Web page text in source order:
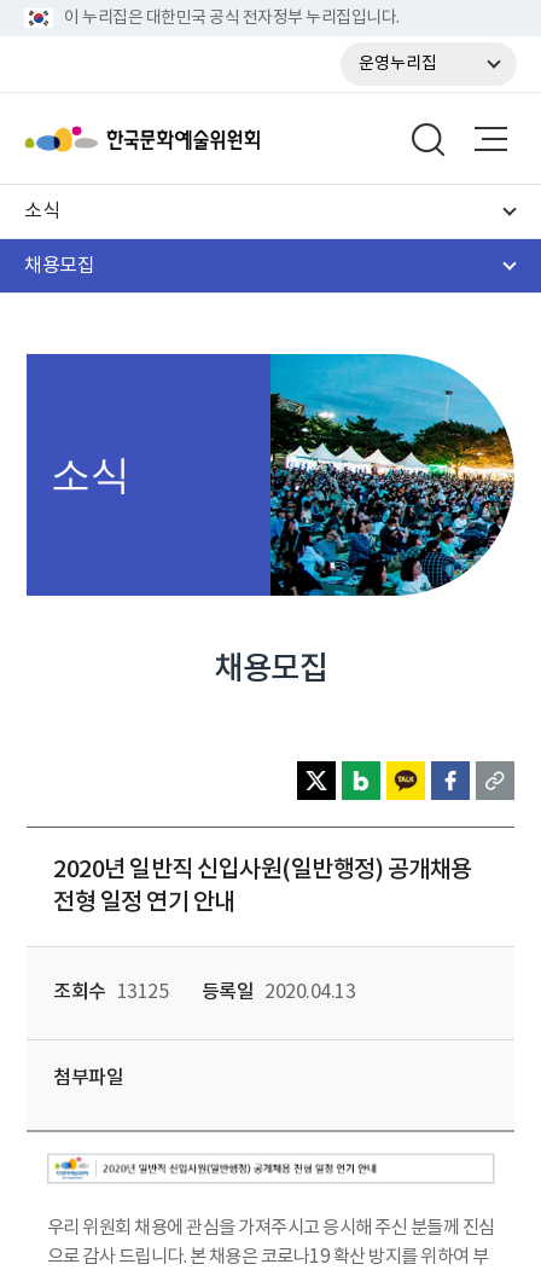
이 누리집은 대한민국 공식 전자정부 누리집입니다.
운영누리집
소식
채용모집
소식
채용모집
2020년 일반직 신입사원(일반행정) 공개채용
전형 일정 연기 안내
조회수 13125 등록일 2020.04.13
첨부파일
우리 위원회 채용에 관심을 가져주시고 응시해 주신 분들께 진심
으로 감사 드립니다. 본 채용은 코로나19 확산 방지를 위하여 부